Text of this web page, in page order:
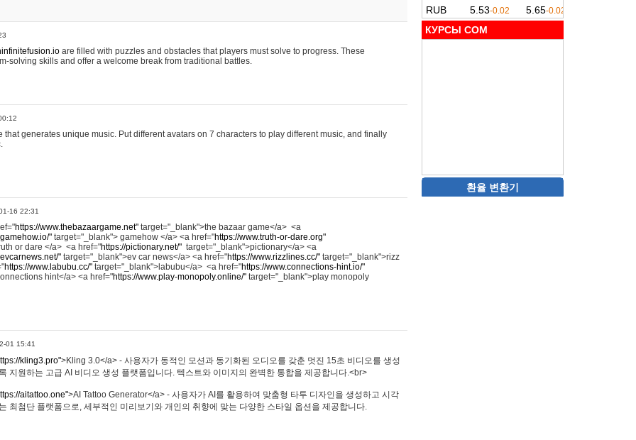
are filled with puzzles and obstacles that players must solve to progress. These
solving skills and offer a welcome break from traditional battles.
that generates unique music. Put different avatars on 7 characters to play different music, and finally
16 22:31
https://www.thebazaargame.net" target="_blank">the bazaar game</a> <a
" target="_blank"> gamehow </a> <a href="https://www.truth-or-dare.org"
or dare </a> <a href="https://pictionary.net/" target="_blank">pictionary</a> <a
" target="_blank">ev car news</a> <a href="https://www.rizzlines.cc/" target="_blank">rizz
https://www.labubu.cc/" target="_blank">labubu</a> <a href="https://www.connections-hint.io/"
hint</a> <a href="https://www.play-monopoly.online/" target="_blank">play monopoly
01 15:41
kling3.pro">Kling 3.0</a> - 사용자가 동적인 모션과 동기화된 오디오를 갖춘 멋진 15초 비디오를 생성
지원하는 고급 AI 비디오 생성 플랫폼입니다. 텍스트와 이미지의 완벽한 통합을 제공합니다.<br>
aitattoo.one">AI Tattoo Generator</a> - 사용자가 AI를 활용하여 맞춤형 타투 디자인을 생성하고 시각
최첨단 플랫폼으로, 세부적인 미리보기와 개인의 취향에 맞는 다양한 스타일 옵션을 제공합니다.
КУРСЫ COM
환율 변환기